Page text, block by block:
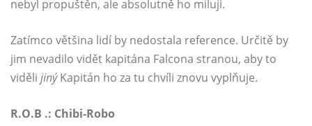
nebyl propuštěn, ale absolutně ho miluji.
Zatímco většina lidí by nedostala reference. Určitě by
jim nevadilo vidět kapitána Falcona stranou, aby to
viděli jinýKapitán ho za tu chvíli znovu vyplňuje.
R.O.B .: Chibi-Robo